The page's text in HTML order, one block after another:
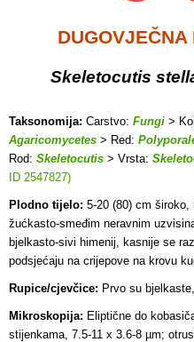
Skeletocutis
Taksonomija: Carstvo: Fungi >
Agaricomycetes > Red:
Rod: Skeletocutis > Vrsta:
ID 2547827)
Plodno tijelo: 5-20 (80) cm
žućkasto-smeđim neravnim
bjelkasto-sivi himenij, kasnije se
podsjećaju na crijepove na krovu
Rupice/cjevčice: Prvo su
Mikroskopija: Eliptične do
stijenkama, 7.5-11 x 3.6-8 µm;